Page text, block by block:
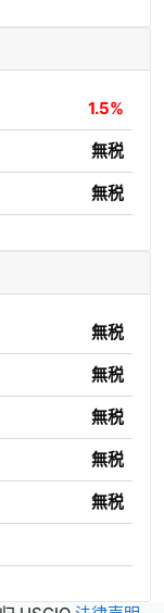
1.5%
無税
無税
無税
無税
無税
無税
無税